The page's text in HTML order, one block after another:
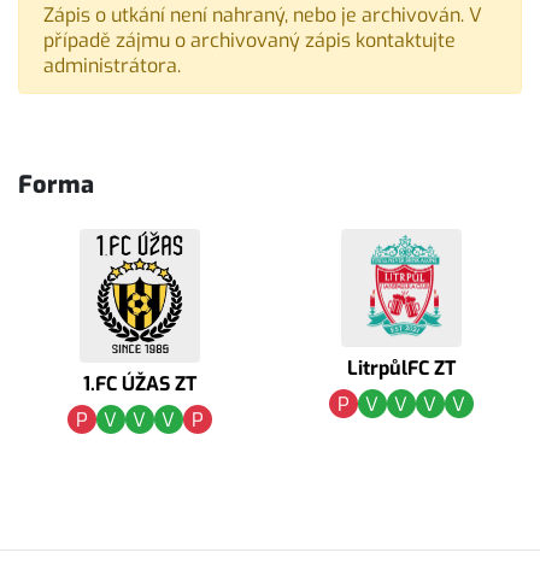
Zápis o utkání není nahraný, nebo je archivován. V
případě zájmu o archivovaný zápis kontaktujte
administrátora.
Forma
1.FC ÚŽAS ZT
P
V V V P
LitrpůlFC ZT
P
V V V V